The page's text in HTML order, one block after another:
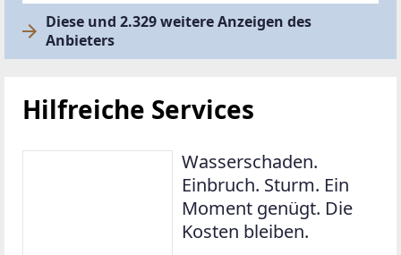
Diese und 2.329 weitere Anzeigen des
Anbieters
Hilfreiche Services
Wasserschaden.
Einbruch. Sturm. Ein
Moment genügt. Die
Kosten bleiben.